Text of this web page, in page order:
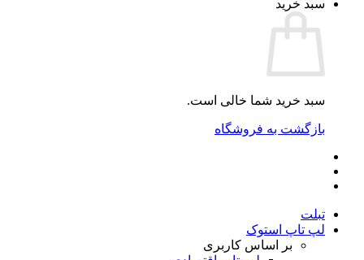
سبد خرید
سبد خرید شما خالی است.
بازگشت به فروشگاه
تبلت
لپ تاپ استوک
بر اساس کاربری